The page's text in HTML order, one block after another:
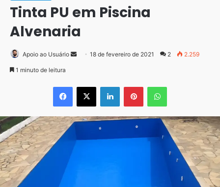
Tinta PU em Piscina
Alvenaria
Apoio ao Usuário
Mande
mail
18 de fevereiro de 2021 2 2.259
1 minuto de leitura
Facebook
X LinkedinPinterestWhatsApp